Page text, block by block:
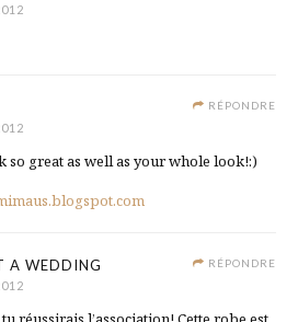
RÉPONDRE
so great as well as your whole look!:)
RÉPONDRE
A WEDDING